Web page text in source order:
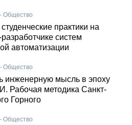
Общество
практики на
систем
автоматизации
Общество
инженерную мысль в эпоху
Рабочая методика Санкт-
Горного
Общество